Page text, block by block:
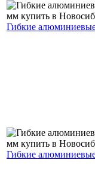
Гибкие
Гибкие